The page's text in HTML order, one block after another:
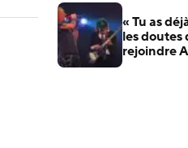
« Tu as
les doutes
rejoindre